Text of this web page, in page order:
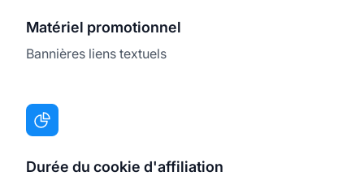
Matériel promotionnel
Bannières liens textuels
Durée du cookie d'affiliation